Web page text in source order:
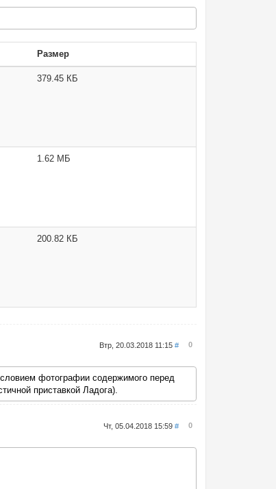
Размер
379.45 КБ
1.62 МБ
200.82 КБ
Втр, 20.03.2018 11:15# 0
фотографии содержимого перед
приставкой Ладога).
Чт, 05.04.2018 15:59# 0